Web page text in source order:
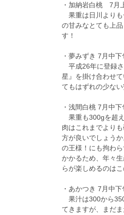
・加納岩白桃 7月
果重は日川よりも
の甘みなとても上
す！
・夢みずき 7月中下
平成26年に登録さ
星』を掛け合わせ
てもはずれの少な
・浅間白桃 7月中
果重も300gを超
肉はこれまでより
方が良いでしょう
の王様！にも拘わ
かかるため、年々
らが楽しめるのは
・あかつき 7月中下
果汁は300から
てきますが、まだ